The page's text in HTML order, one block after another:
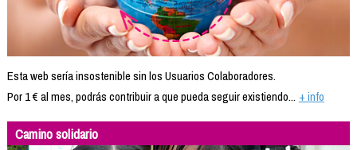
Esta web sería insostenible sin los Usuarios Colaboradores.
Por 1 € al mes, podrás contribuir a que pueda seguir existiendo... + info
Camino solidario